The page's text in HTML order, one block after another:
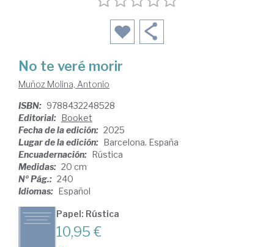
No te veré morir
Muñoz Molina, Antonio
ISBN: 9788432248528
Editorial: Booket
Fecha de la edición: 2025
Lugar de la edición: Barcelona. España
Encuadernación: Rústica
Medidas: 20 cm
Nº Pág.: 240
Idiomas: Español
Papel: Rústica
10,95 €